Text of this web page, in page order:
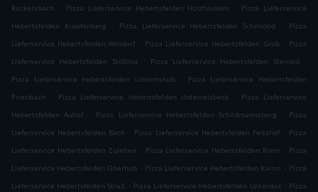
Rackersbach
. Pizza Lieferservice Hebertsfelden Holzhäuseln . Pizza Lieferservice
Hebertsfelden Krapfenberg
. Pizza Lieferservice Hebertsfelden Schmidöd .
Pizza
Lieferservice Hebertsfelden Windorf . Pizza Lieferservice Hebertsfelden Grub . Pizza
Lieferservice Hebertsfelden Stößlöd
. Pizza Lieferservice Hebertsfelden Sternöd
.
Pizza Lieferservice Hebertsfelden Linnertshub
.
Pizza Lieferservice Hebertsfelden
Prienbach
. Pizza Lieferservice Hebertsfelden Unterreisbeck .
Pizza Lieferservice
Hebertsfelden Auhof
. Pizza Lieferservice Hebertsfelden Schildmannsberg . Pizza
Lieferservice Hebertsfelden Bach . Pizza Lieferservice Hebertsfelden Feitshof . Pizza
Lieferservice Hebertsfelden Zulehen . Pizza Lieferservice Hebertsfelden Riem . Pizza
Lieferservice Hebertsfelden Oberhub . Pizza Lieferservice Hebertsfelden Kainzl . Pizza
Lieferservice Hebertsfelden Straß . Pizza Lieferservice Hebertsfelden Unterdax . Pizza